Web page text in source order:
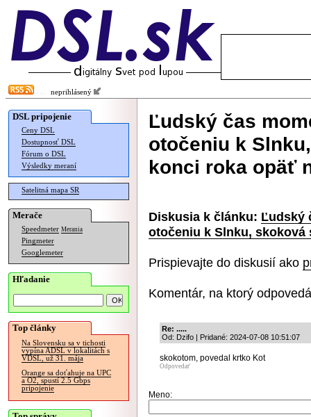
neprihlásený
DSL pripojenie
Ceny DSL
Dostupnosť DSL
Fórum o DSL
Výsledky meraní
Satelitná mapa SR
Merače
Speedmeter Merania
Pingmeter
Googlemeter
Hľadanie
Top články
Na Slovensku sa v tichosti
vypína ADSL v lokalitách s
VDSL, už 31. mája
Orange sa doťahuje na UPC
a O2, spustí 2.5 Gbps
pripojenie
Ľudský čas
otočeniu k
konci roka opäť
Diskusia k článku: Ľudský
otočeniu k Slnku,
Prispievajte do diskusií ako
Komentár, na ktorý
Re: .....
Od: Dzifo | Pridané: 2024-07-08 10:51:07
skokotom, povedal krtko Kot
Odpovedať
Meno: